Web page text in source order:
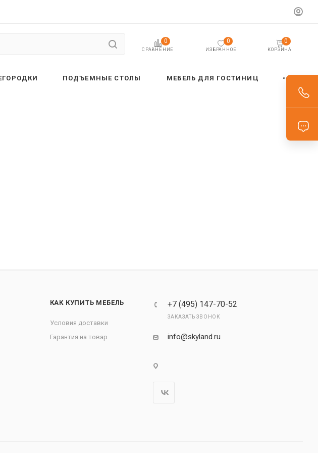
СРАВНЕНИЕ
0
ИЗБРАННОЕ
0
КОРЗИНА
0
ПОДЪЕМНЫЕ СТОЛЫ МЕБЕЛЬ ДЛЯ ГОСТИНИЦ
КАК КУПИТЬ МЕБЕЛЬ
Условия доставки
Гарантия на товар
+7 (495) 147-70-52
ЗАКАЗАТЬ ЗВОНОК
info@skyland.ru